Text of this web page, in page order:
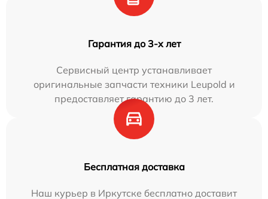
Гарантия до 3-х лет
Сервисный центр устанавливает
оригинальные запчасти техники Leupold и
предоставляет гарантию до 3 лет.
Бесплатная доставка
Наш курьер в Иркутске бесплатно доставит